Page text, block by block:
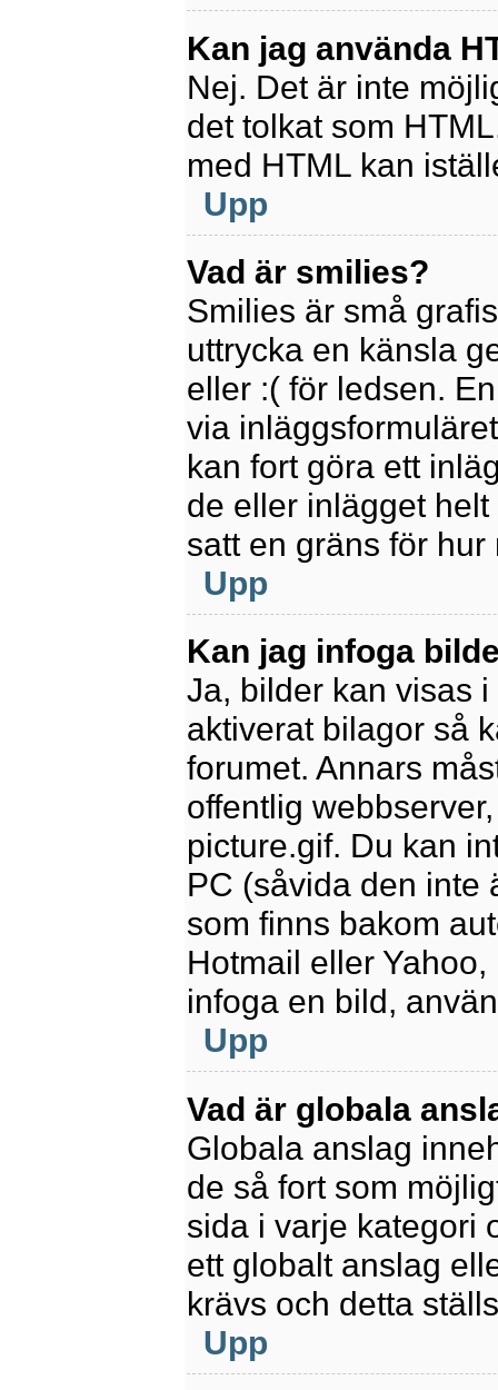
Kan jag använda
Nej. Det är inte
det tolkat som
med HTML kan
Upp
Vad är smilies?
Smilies är små
uttrycka en känsla
eller :( för ledsen.
via
kan fort göra ett
de eller inlägget
satt en gräns för
Upp
Kan jag infoga
Ja, bilder kan visas
aktiverat bilagor så
forumet. Annars
offentlig
picture.gif. Du kan
PC (såvida den inte
som finns bakom
Hotmail eller
infoga en bild,
Upp
Vad är globala
Globala anslag
de så fort som
sida i varje kategori
ett globalt anslag
krävs och detta
Upp